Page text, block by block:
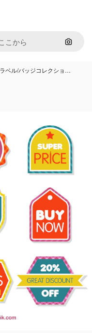
画像で
ベル/バッジコレクショ…